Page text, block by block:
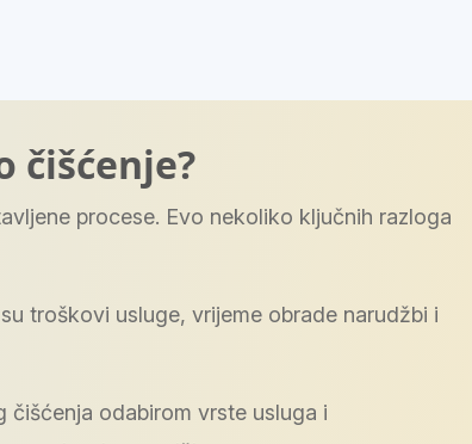
čišćenje?
procese. Evo nekoliko ključnih razloga
troškovi usluge, vrijeme obrade narudžbi i
odabirom vrste usluga i